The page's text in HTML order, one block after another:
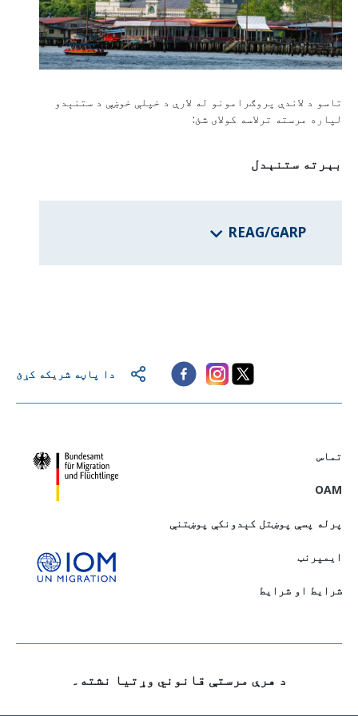
د فدرالي ایالتونو برنامې
تاسو د لاندې پروګرامونو له لارې د خپلې خوښې د ستنېدو
لپاره مرسته ترلاسه کولای شئ:
بېرته ستنېدل
REAG/GARP
دا پاڼه شریکه کړئ
تماس
OAM
پرله پسې پوښتل کېدونکې پوښتنې
ايمپرنټ
شرایط او شرایط
د هرې مرستې قانوني وړتيا نشته۔